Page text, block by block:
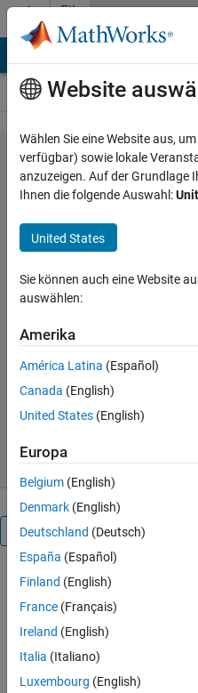
Weiter zum Inhalt
File
Exchange
Plot
(2)
Add a horizontal colorbar
MathWorks Plot Gallery
Version 1.1.0.2(61,8 KB)
1,9K Downloads
0,00/5
Überblick
This is an
example of
how to add
a horizontal
colorbar to a
Website
Wählen Sie eine Website aus,
verfügbar) sowie lokale
anzuzeigen. Auf der Grundlage
Ihnen die folgende Auswahl:
United States
Sie können auch eine Website
auswählen:
Amerika
América Latina (Español)
Canada (English)
United States (English)
Europa
Belgium (English)
Denmark (English)
Deutschland (Deutsch)
España (Español)
Finland (English)
France (Français)
Ireland (English)
Italia (Italiano)
Luxembourg (English)